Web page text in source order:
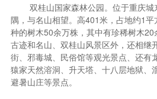
双桂山国家森林公园。位于重庆城
隅，与名山相望。高401米，占地约1
种的树木50余万株，其中有珍稀树木
古迹和名山、双桂山风景区外，还相继
街、邪毒城、民俗馆等观光景点、还有
猿家天然溶洞、升天塔、十八层地狱、
避暑山庄等景点。